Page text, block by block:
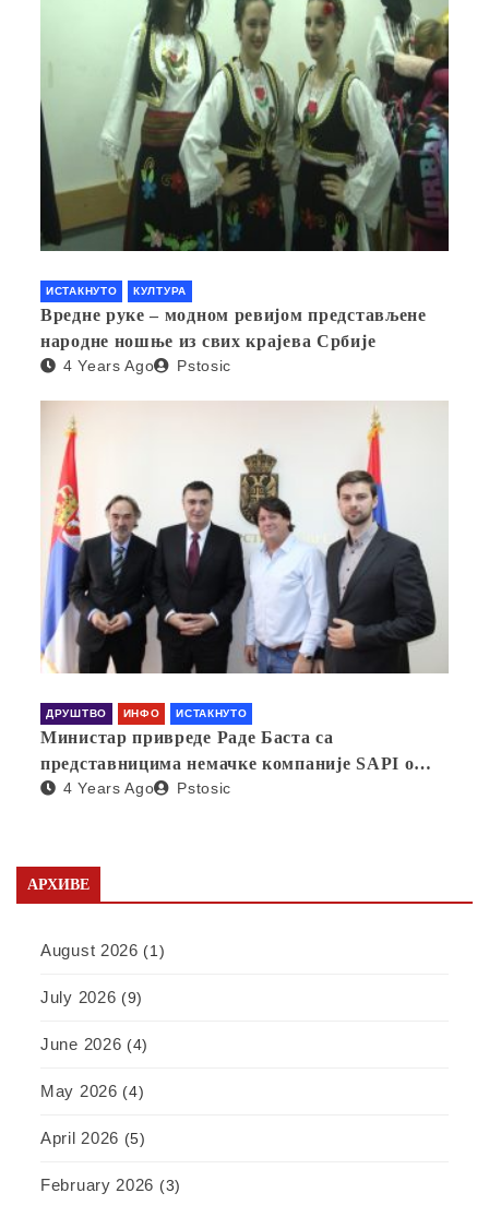
ИСТАКНУТО КУЛТУРА
Вредне руке – модном ревијом представљене
народне ношње из свих крајева Србије
4 Years Ago Pstosic
ДРУШТВО ИНФО ИСТАКНУТО
Министар привреде Раде Баста са
представницима немачке компаније SAPI о
отварању фабрике у Србији
4 Years Ago Pstosic
АРХИВЕ
August 2026 (1)
July 2026 (9)
June 2026 (4)
May 2026 (4)
April 2026 (5)
February 2026 (3)